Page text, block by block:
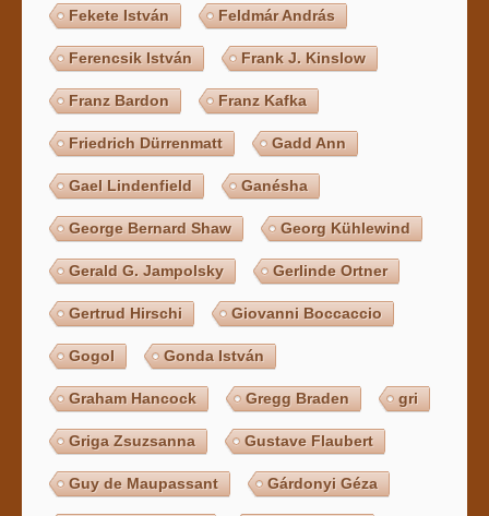
Fekete István Feldmár András
Ferencsik István Frank J. Kinslow
Franz Bardon Franz Kafka
Friedrich Dürrenmatt Gadd Ann
Gael Lindenfield Ganésha
George Bernard Shaw Georg Kühlewind
Gerald G. Jampolsky Gerlinde Ortner
Gertrud Hirschi Giovanni Boccaccio
Gogol Gonda István
Graham Hancock Gregg Braden gri
Griga Zsuzsanna Gustave Flaubert
Guy de Maupassant Gárdonyi Géza